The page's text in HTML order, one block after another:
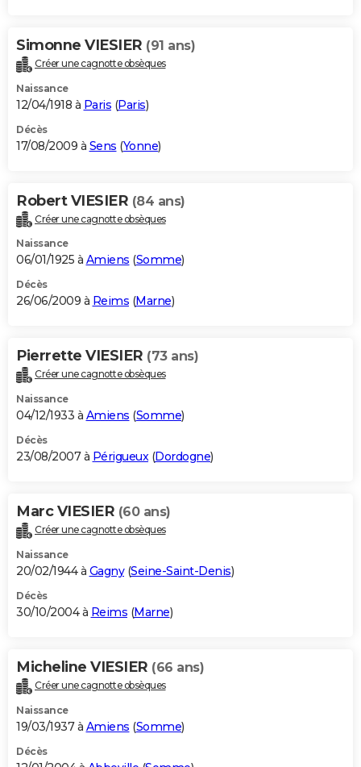
Simonne VIESIER (91 ans)
Créer une cagnotte obsèques
Naissance
12/04/1918 à Paris (Paris)
Décès
17/08/2009 à Sens (Yonne)
Robert VIESIER (84 ans)
Créer une cagnotte obsèques
Naissance
06/01/1925 à Amiens (Somme)
Décès
26/06/2009 à Reims (Marne)
Pierrette VIESIER (73 ans)
Créer une cagnotte obsèques
Naissance
04/12/1933 à Amiens (Somme)
Décès
23/08/2007 à Périgueux(Dordogne)
Marc VIESIER (60 ans)
Créer une cagnotte obsèques
Naissance
20/02/1944 à Gagny(Seine-Saint-Denis)
Décès
30/10/2004 à Reims (Marne)
Micheline VIESIER (66 ans)
Créer une cagnotte obsèques
Naissance
19/03/1937 à Amiens (Somme)
Décès